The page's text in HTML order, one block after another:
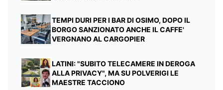
TEMPI DURI PER I BAR DI OSIMO, DOPO IL
BORGO SANZIONATO ANCHE IL CAFFE'
VERGNANO AL CARGOPIER
LATINI: "SUBITO TELECAMERE IN DEROGA
ALLA PRIVACY", MA SU POLVERIGI LE
MAESTRE TACCIONO